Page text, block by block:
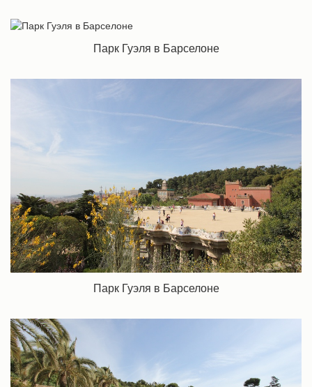
Парк Гуэля в Барселоне
Парк Гуэля в Барселоне